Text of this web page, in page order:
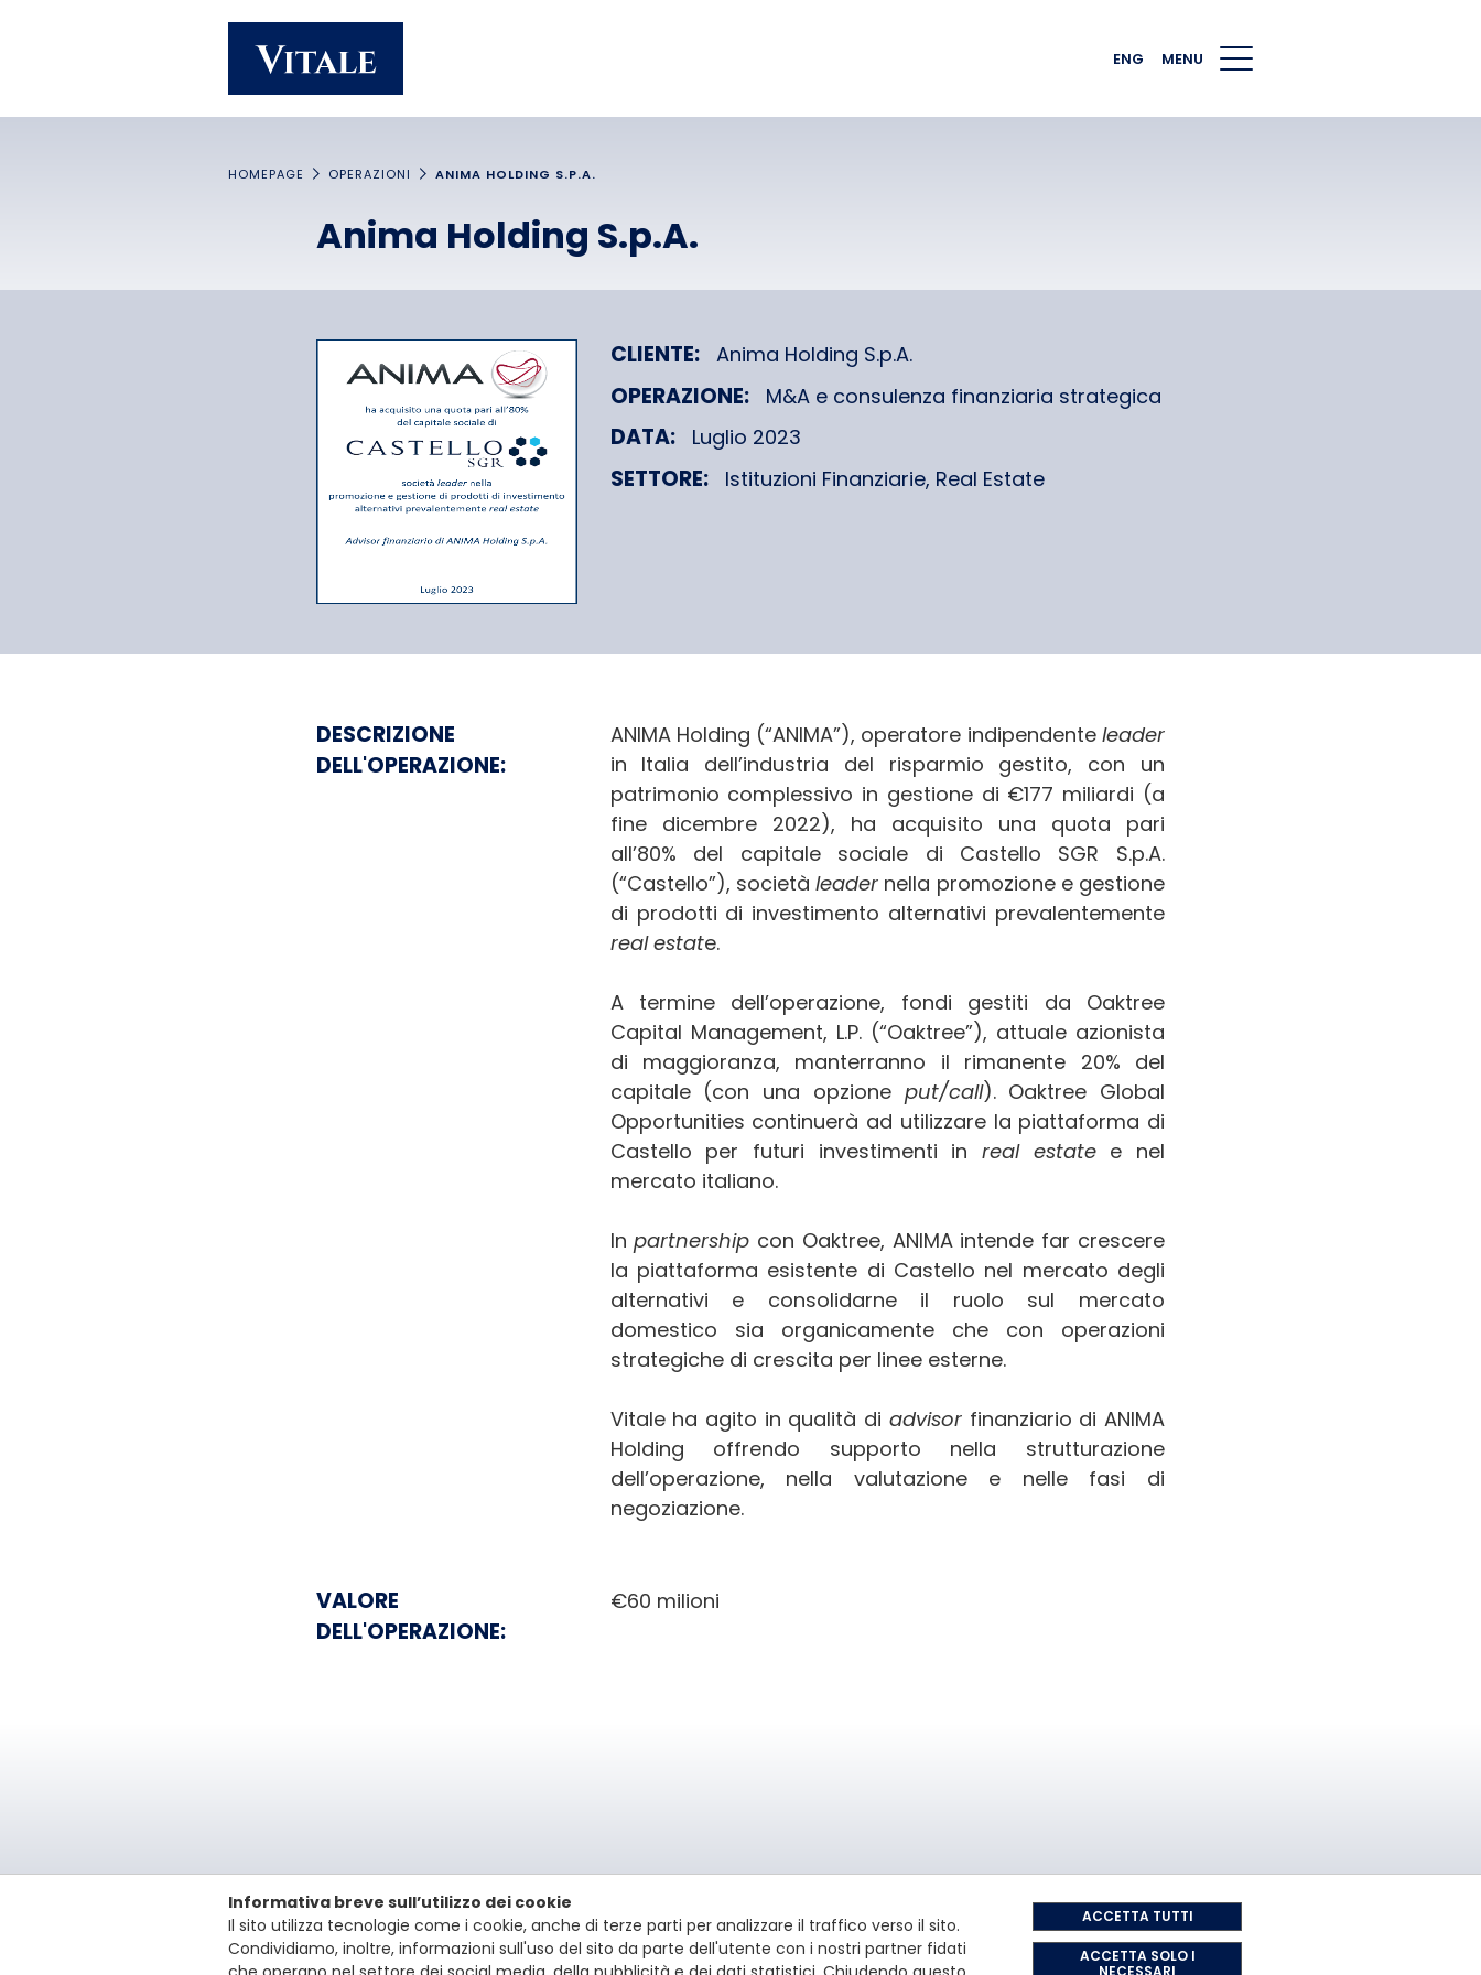
ENG MENU
HOMEPAGE OPERAZIONI ANIMA HOLDING S.P.A.
Anima Holding S.p.A.
CLIENTE: Anima Holding S.p.A.
OPERAZIONE: M&A e consulenza finanziaria strategica
DATA: Luglio 2023
SETTORE: Istituzioni Finanziarie, Real Estate
DESCRIZIONE
DELL'OPERAZIONE:
ANIMA Holding (“ANIMA”), operatore indipendente leader
in Italia dell’industria del risparmio gestito, con un
patrimonio complessivo in gestione di €177 miliardi (a
fine dicembre 2022), ha acquisito una quota pari
all’80% del capitale sociale di Castello SGR S.p.A.
(“Castello”), societàleader nella promozione e gestione
di prodotti di investimento alternativi prevalentemente
real estate.
A termine dell’operazione, fondi gestiti da Oaktree
Capital Management, L.P. (“Oaktree”), attuale azionista
di maggioranza, manterranno il rimanente 20% del
capitale (con una opzione put/call). Oaktree Global
Opportunities continuerà ad utilizzare la piattaforma di
Castello per futuri investimenti in real estatee nel
mercato italiano.
Inpartnership con Oaktree, ANIMA intende far crescere
la piattaforma esistente di Castello nel mercato degli
alternativi e consolidarne il ruolo sul mercato
domestico sia organicamente che con operazioni
strategiche di crescita per linee esterne.
Vitale ha agito in qualità di advisor finanziario di ANIMA
Holding offrendo supporto nella strutturazione
dell’operazione, nella valutazione e nelle fasi di
negoziazione.
VALORE
DELL'OPERAZIONE:
€60 milioni
Vitale&Co. S.p.A. -
Via San Paolo, 7 - 20121 Milan, Italy-
T: +39 02 6200 121
Informativa breve sull’utilizzo dei cookie
Il sito utilizza tecnologie come i cookie, anche di terze parti per analizzare il traffico verso il sito.
Condividiamo, inoltre, informazioni sull'uso del sito da parte dell'utente con i nostri partner fidati
ACCETTA TUTTI
ACCETTA SOLO I
NECESSARI